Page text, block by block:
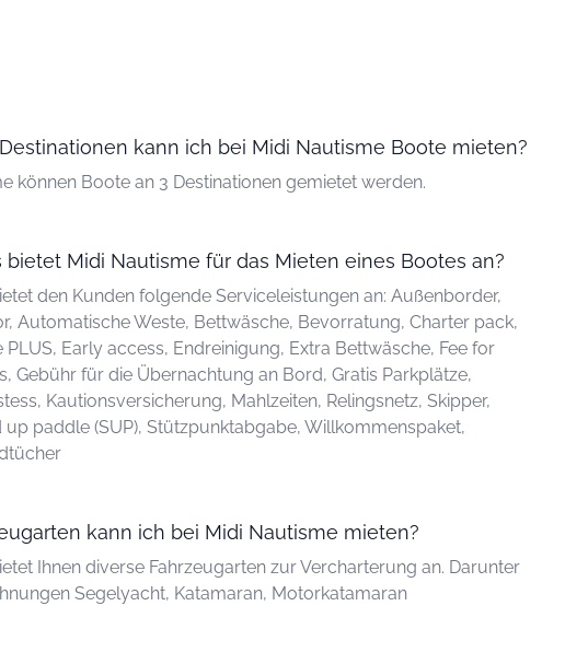
kann ich bei Midi Nautisme Boote mieten?
können Boote an 3 Destinationen gemietet werden.
bietet Midi Nautisme für das Mieten eines Bootes an?
den Kunden folgende Serviceleistungen an: Außenborder,
Automatische Weste, Bettwäsche, Bevorratung, Charter pack,
Early access, Endreinigung, Extra Bettwäsche, Fee for
Gebühr für die Übernachtung an Bord, Gratis Parkplätze,
Kautionsversicherung, Mahlzeiten, Relingsnetz, Skipper,
up paddle (SUP), Stützpunktabgabe, Willkommenspaket,
kann ich bei Midi Nautisme mieten?
Ihnen diverse Fahrzeugarten zur Vercharterung an. Darunter
Segelyacht, Katamaran, Motorkatamaran